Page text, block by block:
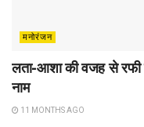
मनोरंजन
लता-आशा की वजह से रफी
नाम
11 MONTHS AGO